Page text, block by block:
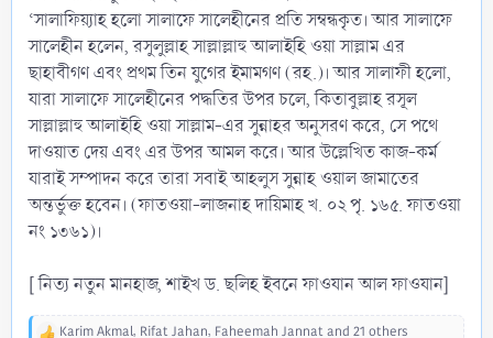
‘সালাফিয়্যাহ হলো সালাফে সালেহীনের প্রতি সম্বন্ধকৃত। আর সালাফে
সালেহীন হলেন, রসুলুল্লাহ সাল্লাল্লাহু আলাইহি ওয়া সাল্লাম এর
ছাহাবীগণ এবং প্রথম তিন যুগের ইমামগণ (রহ.)। আর সালাফী হলো,
যারা সালাফে সালেহীনের পদ্ধতির উপর চলে, কিতাবুল্লাহ রসূল
সাল্লাল্লাহু আলাইহি ওয়া সাল্লাম-এর সুন্নাহর অনুসরণ করে, সে পথে
দাওয়াত দেয় এবং এর উপর আমল করে। আর উল্লেখিত কাজ-কর্ম
যারাই সম্পাদন করে তারা সবাই আহলুস সুন্নাহ ওয়াল জামাতের
অন্তর্ভুক্ত হবেন। (ফাতওয়া-লাজনাহ দায়িমাহ খ. ০২ পৃ. ১৬৫. ফাতওয়া
নং ১৩৬১)।
[ নিত্য নতুন মানহাজ, শাইখ ড. ছলিহ ইবনে ফাওযান আল ফাওযান]
Karim Akmal, Rifat Jahan, Faheemah Jannatand 21 others